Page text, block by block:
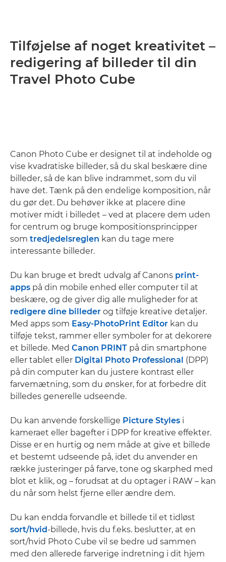
Tilføjelse af noget kreativitet –
redigering af billeder til din
Travel Photo Cube
Canon Photo Cube er designet til at indeholde og
vise kvadratiske billeder, så du skal beskære dine
billeder, så de kan blive indrammet, som du vil
have det. Tænk på den endelige komposition, når
du gør det. Du behøver ikke at placere dine
motiver midt i billedet – ved at placere dem uden
for centrum og bruge kompositionsprincipper
som tredjedelsreglen kan du tage mere
interessante billeder.
Du kan bruge et bredt udvalg af Canons print-
apps på din mobile enhed eller computer til at
beskære, og de giver dig alle muligheder for at
redigere dine billeder og tilføje kreative detaljer.
Med apps som Easy-PhotoPrint Editor kan du
tilføje tekst, rammer eller symboler for at dekorere
et billede. Med Canon PRINT på din smartphone
eller tablet eller Digital Photo Professional (DPP)
på din computer kan du justere kontrast eller
farvemætning, som du ønsker, for at forbedre dit
billedes generelle udseende.
Du kan anvende forskellige Picture Styles i
kameraet eller bagefter i DPP for kreative effekter.
Disse er en hurtig og nem måde at give et billede
et bestemt udseende på, idet du anvender en
række justeringer på farve, tone og skarphed med
blot et klik, og – forudsat at du optager i RAW – kan
du når som helst fjerne eller ændre dem.
Du kan endda forvandle et billede til et tidløst
sort/hvid-billede, hvis du f.eks. beslutter, at en
sort/hvid Photo Cube vil se bedre ud sammen
med den allerede farverige indretning i dit hjem